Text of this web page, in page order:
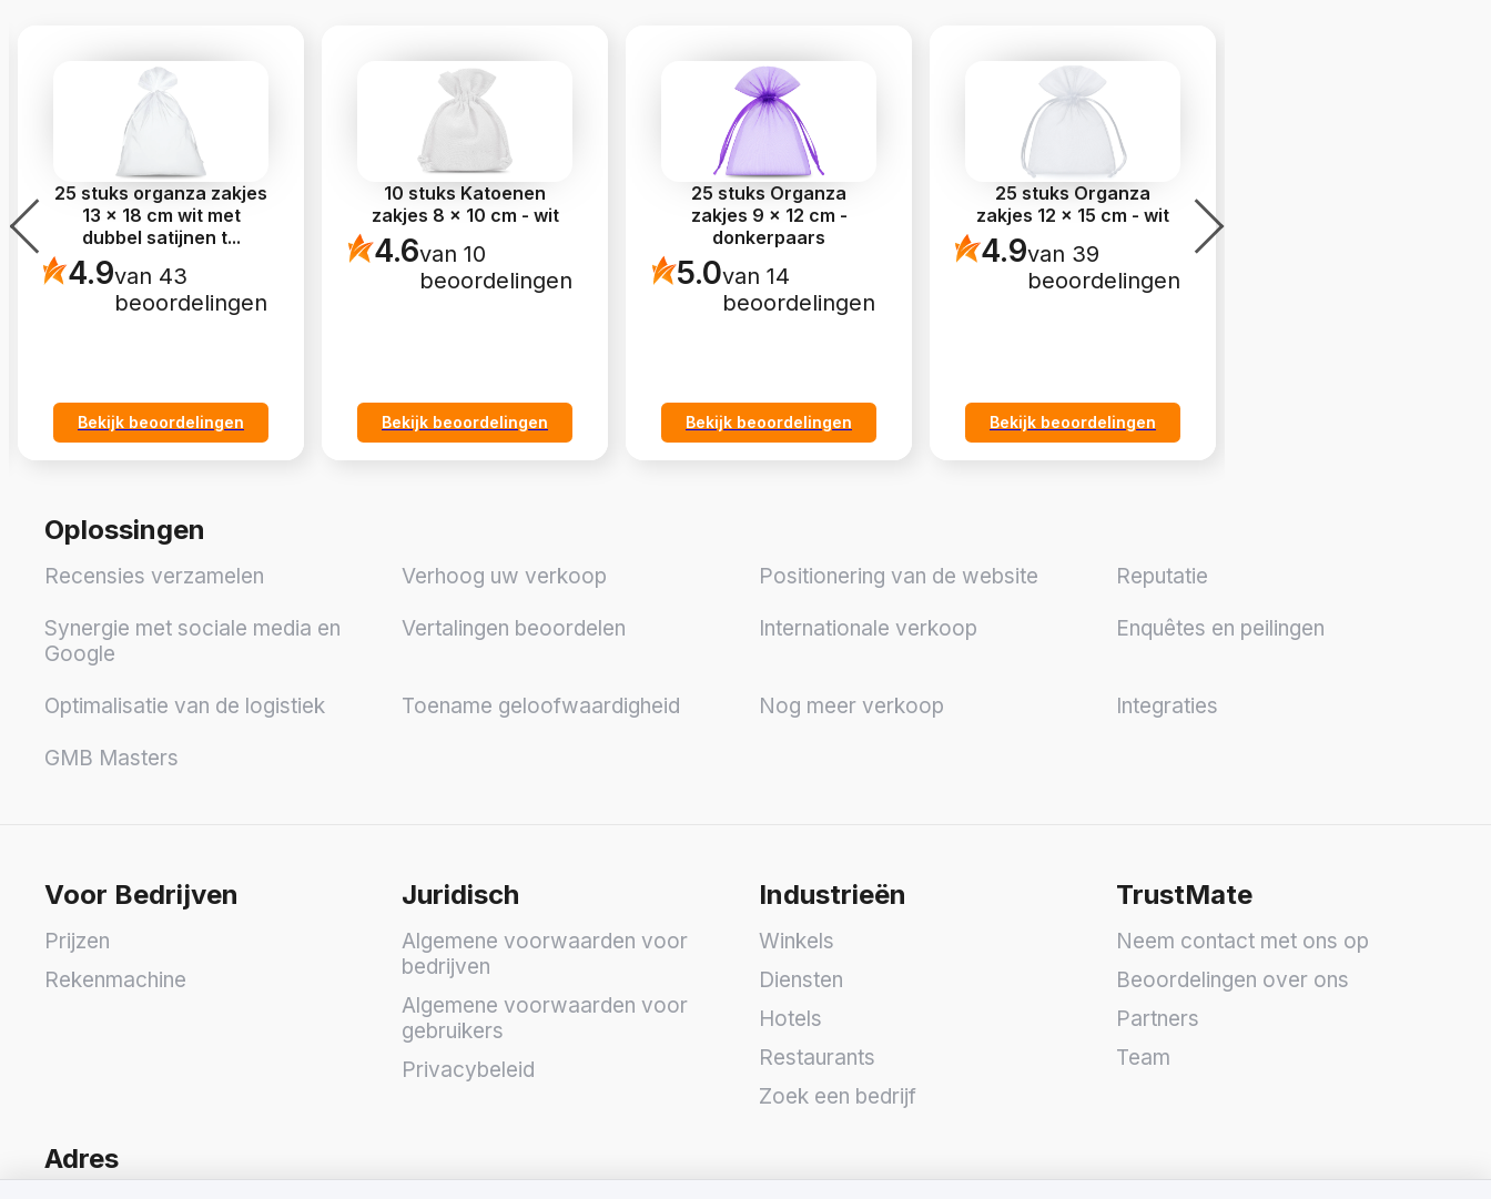
25 stuks organza zakjes
13 x 18 cm wit met
dubbel satijnen t...
4.9van 43
beoordelingen
Bekijk beoordelingen
10 stuks Katoenen
zakjes 8 x 10 cm - wit
4.6van 10
beoordelingen
Bekijk beoordelingen
25 stuks Organza
zakjes 9 x 12 cm -
donkerpaars
5.0van 14
beoordelingen
Bekijk beoordelingen
25 stuks Organza
zakjes 12 x 15 cm - wit
4.9van 39
beoordelingen
Bekijk beoordelingen
Oplossingen
Recensies verzamelen Verhoog uw verkoop Positionering van de website Reputatie
Synergie met sociale media en
Google
Vertalingen beoordelen Internationale verkoop Enquêtes en peilingen
Optimalisatie van de logistiek Toename geloofwaardigheid Nog meer verkoop Integraties
GMB Masters
Voor Bedrijven
Prijzen
Rekenmachine
Juridisch
Algemene voorwaarden voor
bedrijven
Algemene voorwaarden voor
gebruikers
Privacybeleid
Industrieën
Winkels
Diensten
Hotels
Restaurants
Zoek een bedrijf
TrustMate
Neem contact met ons op
Beoordelingen over ons
Partners
Team
Adres